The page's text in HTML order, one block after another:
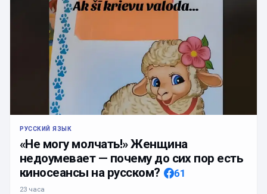
РУССКИЙ ЯЗЫК
«Не могу молчать!» Женщина
недоумевает — почему до сих пор есть
киносеансы на русском?
61
23 часа